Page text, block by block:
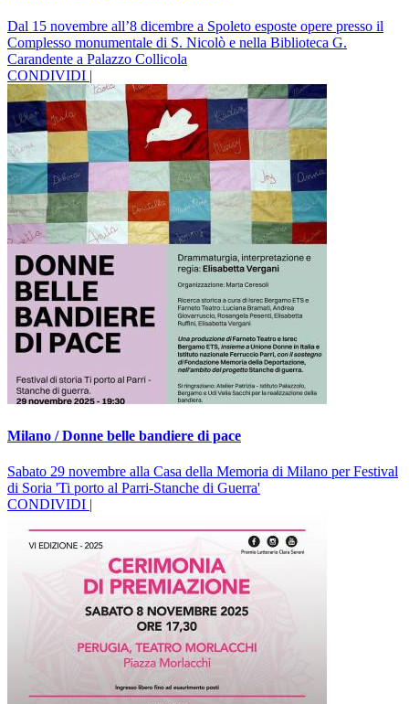
Dal 15 novembre all’8 dicembre a Spoleto esposte opere presso il
Complesso monumentale di S. Nicolò e nella Biblioteca G.
Carandente a Palazzo Collicola
CONDIVIDI |
Milano / Donne belle bandiere di pace
Sabato 29 novembre alla Casa della Memoria di Milano per Festival
di Soria 'Ti porto al Parri-Stanche di Guerra'
CONDIVIDI |